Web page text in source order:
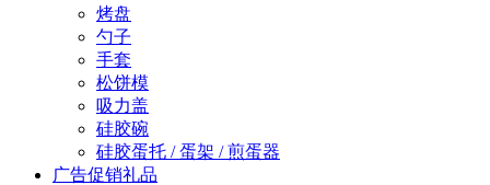
烤盘
勺子
手套
松饼模
吸力盖
硅胶碗
硅胶蛋托 / 蛋架 / 煎蛋器
广告促销礼品